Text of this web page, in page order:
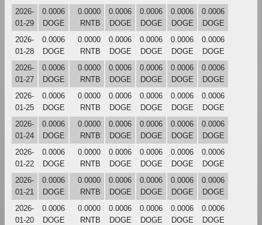
2026-
01-29
0.0006
DOGE
0.0000
RNTB
0.0006
DOGE
0.0006
DOGE
0.0006
DOGE
0.0006
DOGE
2026-
01-28
0.0006
DOGE
0.0000
RNTB
0.0006
DOGE
0.0006
DOGE
0.0006
DOGE
0.0006
DOGE
2026-
01-27
0.0006
DOGE
0.0000
RNTB
0.0006
DOGE
0.0006
DOGE
0.0006
DOGE
0.0006
DOGE
2026-
01-25
0.0006
DOGE
0.0000
RNTB
0.0006
DOGE
0.0006
DOGE
0.0006
DOGE
0.0006
DOGE
2026-
01-24
0.0006
DOGE
0.0000
RNTB
0.0006
DOGE
0.0006
DOGE
0.0006
DOGE
0.0006
DOGE
2026-
01-22
0.0006
DOGE
0.0000
RNTB
0.0006
DOGE
0.0006
DOGE
0.0006
DOGE
0.0006
DOGE
2026-
01-21
0.0006
DOGE
0.0000
RNTB
0.0006
DOGE
0.0006
DOGE
0.0006
DOGE
0.0006
DOGE
2026-
01-20
0.0006
DOGE
0.0000
RNTB
0.0006
DOGE
0.0006
DOGE
0.0006
DOGE
0.0006
DOGE